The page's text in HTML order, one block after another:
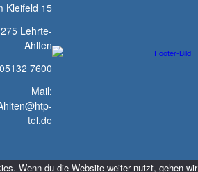
Kleifeld 15
Lehrte-
Ahlten
7600
Mail:
tel.de
Wenn du die Website weiter nutzt, gehen wir